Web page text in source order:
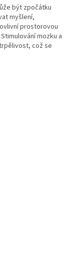
být zpočátku
myšlení,
prostorovou
mozku a
což se